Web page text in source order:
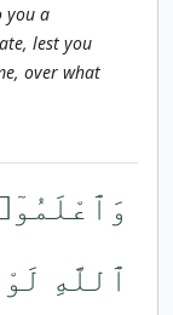
you a
lest you
over what
ٱللَّهِ